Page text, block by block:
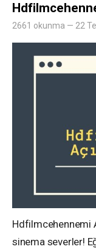
2661 okunma — 22
Hdfilmcehennemi
sinema severler!